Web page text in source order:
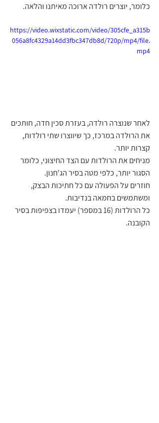
כלומר, יוצרים רולדה ארוכה מאיתנו והלאה.
https://video.wixstatic.com/video/305cfe_a315b
056a8fc4329a14dd3fbc347db8d/720p/mp4/file.
mp4
לאחר שנוצרה רולדה, בעזרת סכין חדה, חותכים
את הרולדה במרכז, כך שיווצרו שתי רולדות,
קצרות יותר.
מניחים את הרולדות עם הצד החיצוני, כלומר
הסגור יותר, כלפי מטה בסיר הג'חנון.
חוזרים על הפעולה עם כל חתיכות הבצק,
ומשתמשים בחמאה בנדיבות.
כל הרולדות (16 במספר) יעמדו בצפיפות בסיר
הקובנה.